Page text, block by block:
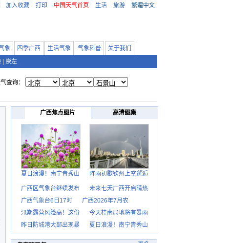
加入收藏 打印 中国天气首页 生活 旅游 繁體中文
象 四季广西 生活气象 气象科普
关于我们
崇左
查询：
广西焦点图片 高清图集
夏日浪漫！南宁青秀山 阵雨初歇钦州上空邂逅
广西区气象台继续发布
未来七天广西开启晴热
广西气象台6日17时
广西2026年7月农
汛期露营风险高！这份
今天桂南局地将有暴雨
昨日防城港大部出现暴
夏日浪漫！南宁青秀山